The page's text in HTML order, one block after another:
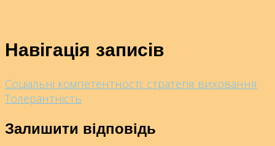
Навігація записів
Соціальні компетентності: стратегія виховання
Толерантність
Залишити відповідь